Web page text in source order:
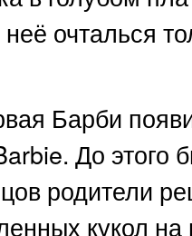
очталься
Барби
До этого
родители
кукол